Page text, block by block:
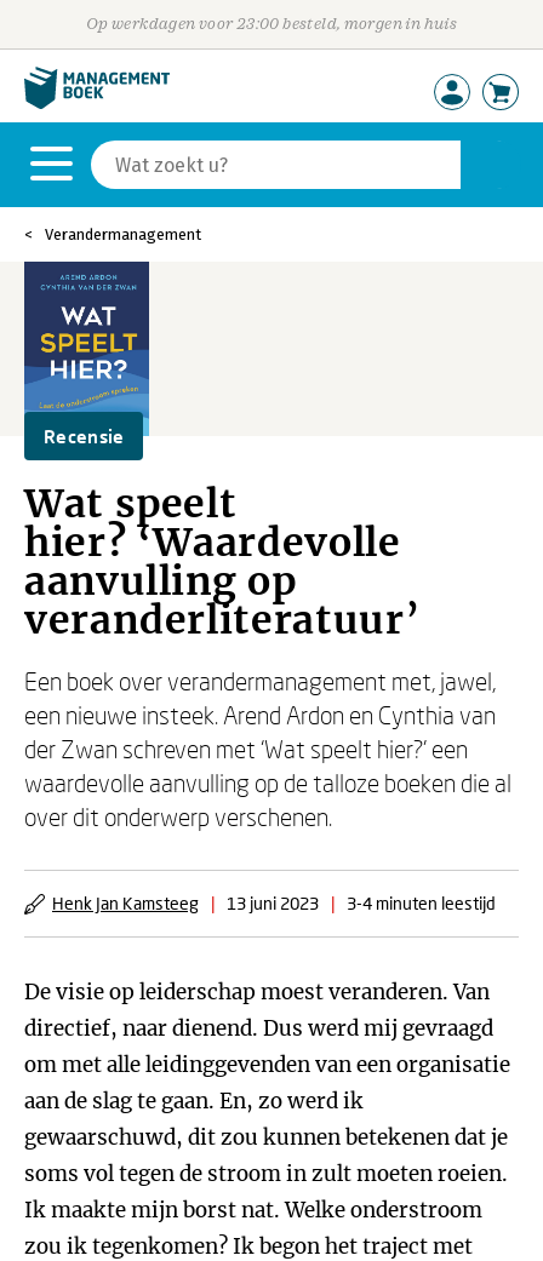
Op werkdagen voor 23:00 besteld, morgen in huis
Verandermanagement
Recensie
Wat speelt
hier? ‘Waardevolle
aanvulling op
veranderliteratuur’
Een boek over verandermanagement met, jawel,
een nieuwe insteek. Arend Ardon en Cynthia van
der Zwan schreven met ‘Wat speelt hier?’ een
waardevolle aanvulling op de talloze boeken die al
over dit onderwerp verschenen.
Henk Jan Kamsteeg | 13 juni 2023 | 3-4 minuten leestijd
De visie op leiderschap moest veranderen. Van
directief, naar dienend. Dus werd mij gevraagd
om met alle leidinggevenden van een organisatie
aan de slag te gaan. En, zo werd ik
gewaarschuwd, dit zou kunnen betekenen dat je
soms vol tegen de stroom in zult moeten roeien.
Ik maakte mijn borst nat. Welke onderstroom
zou ik tegenkomen? Ik begon het traject met